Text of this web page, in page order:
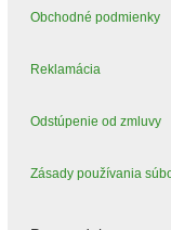
Obchodné podmienky
Reklamácia
Odstúpenie od zmluvy
Zásady používania